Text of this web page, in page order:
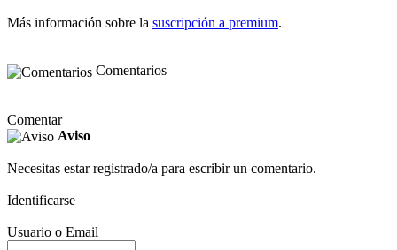
Más información sobre la suscripción a premium.
Comentarios
Comentar
Aviso
Necesitas estar registrado/a para escribir un comentario.
Identificarse
Usuario o Email